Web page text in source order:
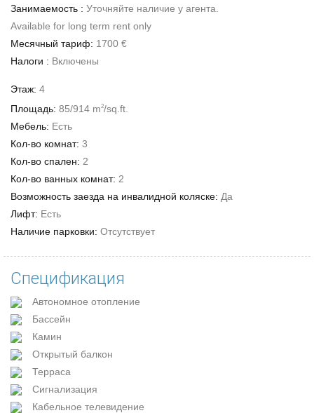
Занимаемость : Уточняйте наличие у агента.
Available for long term rent only
Месячный тариф: 1700 €
Налоги : Включены
Этаж: 4
Площадь: 85/914 m2/sq.ft.
Мебель: Есть
Кол-во комнат: 3
Кол-во спален: 2
Кол-во ванных комнат: 2
Возможность заезда на инвалидной коляске: Да
Лифт: Есть
Наличие парковки: Отсутствует
Спецификация
Автономное отопление
Бассейн
Камин
Открытый балкон
Терраса
Сигнализация
Кабельное телевидение